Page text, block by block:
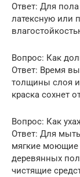
Ответ: Для
латексную или
Вопрос: Как
Ответ: Время
толщины слоя
краска сохнет
Вопрос: Как
Ответ: Для
мягкие моющие
деревянных
чистящие